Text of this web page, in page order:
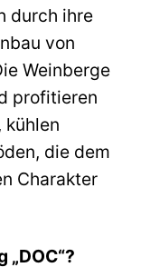
durch ihre
von
Weinberge
profitieren
kühlen
die dem
Charakter